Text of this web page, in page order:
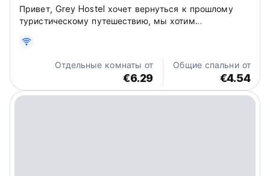
Привет, Grey Hostel хочет вернуться к прошлому
туристическому путешествию, мы хотим
концепцией молодежной культуры.
Отдельные комнаты от
€6.29
Общие спальни от
€4.54